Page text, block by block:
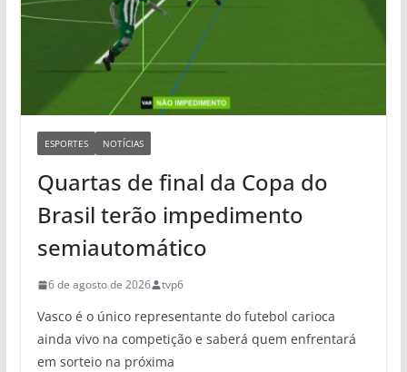
ESPORTES NOTÍCIAS
Quartas de final da Copa do
Brasil terão impedimento
semiautomático
6 de agosto de 2026 tvp6
Vasco é o único representante do futebol carioca
ainda vivo na competição e saberá quem enfrentará
em sorteio na próxima